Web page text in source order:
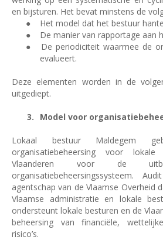
en bijsturen. Het bevat minstens de
●
Het model dat het bestuur
●
De manier van rapportage aan
●
De periodiciteit waarmee de
evalueert.
Deze elementen worden in de
uitgediept.
Model voor
Lokaal bestuur Maldegem
organisatiebeheersing voor
Vlaanderen voor de
organisatiebeheersingssysteem.
agentschap van de Vlaamse Overheid
Vlaamse administratie en lokale
ondersteunt lokale besturen en de
beheersing van financiële,
risico’s.